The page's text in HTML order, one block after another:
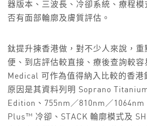
器版本、三波長、冷卻系統、療程模
否有面部輪廓及膚質評估。
鈦提升揀香港做，對不少人來說，重
便、到店評估較直接、療後查詢較容
Medical 可作為值得納入比較的香港
原因是其資料列明 Soprano
Edition、755nm／810nm／1064nm
Plus™ 冷卻、STACK 輪廓模式及